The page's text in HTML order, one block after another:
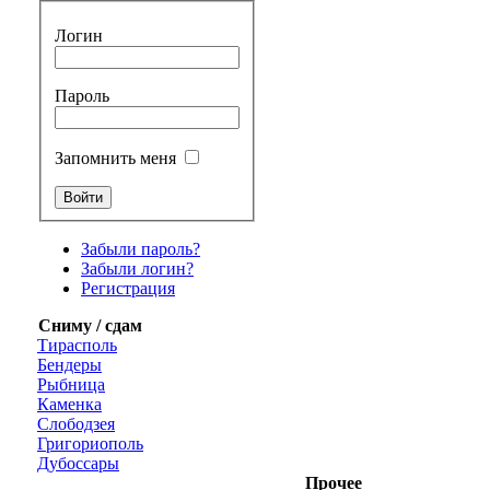
Логин
Пароль
Запомнить меня
Забыли пароль?
Забыли логин?
Регистрация
Сниму / сдам
Тирасполь
Бендеры
Рыбница
Каменка
Слободзея
Григориополь
Дубоссары
Прочее